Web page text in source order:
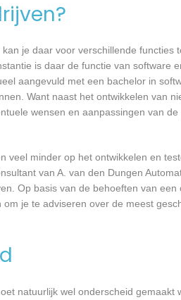
je daar voor verschillende functies
is daar de functie van software
aangevuld met een bachelor in
Want naast het ontwikkelen van
wensen en aanpassingen van de
minder op het ontwikkelen en
van A. van den Dungen
Op basis van de behoeften van een
je te adviseren over de meest
natuurlijk wel onderscheid gemaakt